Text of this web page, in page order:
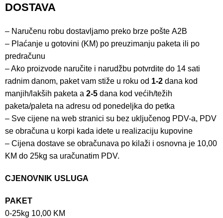
DOSTAVA
– Naručenu robu dostavljamo preko brze pošte A2B
– Plaćanje u gotovini (KM) po preuzimanju paketa ili po
predračunu
– Ako proizvode naručite i narudžbu potvrdite do 14 sati
radnim danom, paket vam stiže u roku od 1-2 dana kod
manjih/lakših paketa a 2-5 dana kod većih/težih
paketa/paleta na adresu od ponedeljka do petka
– Sve cijene na web stranici su bez uključenog PDV-a, PDV
se obračuna u korpi kada idete u realizaciju kupovine
– Cijena dostave se obračunava po kilaži i osnovna je 10,00
KM do 25kg sa uračunatim PDV.
CJENOVNIK USLUGA
PAKET
0-25kg 10,00 KM